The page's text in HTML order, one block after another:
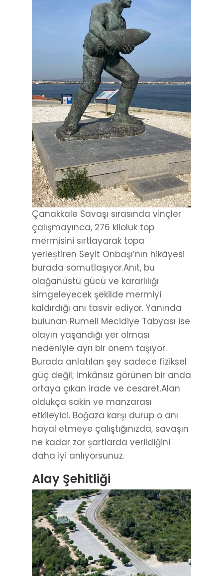
Çanakkale Savaşı sırasında vinçler
çalışmayınca, 276 kiloluk top
mermisini sırtlayarak topa
yerleştiren Seyit Onbaşı’nın hikâyesi
burada somutlaşıyor.Anıt, bu
olağanüstü gücü ve kararlılığı
simgeleyecek şekilde mermiyi
kaldırdığı anı tasvir ediyor. Yanında
bulunan Rumeli Mecidiye Tabyası ise
olayın yaşandığı yer olması
nedeniyle ayrı bir önem taşıyor.
Burada anlatılan şey sadece fiziksel
güç değil; imkânsız görünen bir anda
ortaya çıkan irade ve cesaret.Alan
oldukça sakin ve manzarası
etkileyici. Boğaza karşı durup o anı
hayal etmeye çalıştığınızda, savaşın
ne kadar zor şartlarda verildiğini
daha iyi anlıyorsunuz.
Alay Şehitliği